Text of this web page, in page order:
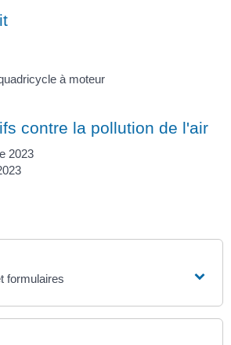
à moteur
contre la pollution de l'air
2023
formulaires